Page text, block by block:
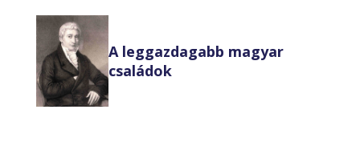
A leggazdagabb magyar
családok